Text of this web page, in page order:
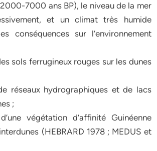
7000 ans BP), le niveau de la mer
et un climat très humide
conséquences sur l’environnement
sols ferrugineux rouges sur les dunes
réseaux hydrographiques et de lacs
;
végétation d’affinité Guinéenne
(HEBRARD 1978 ; MEDUS et